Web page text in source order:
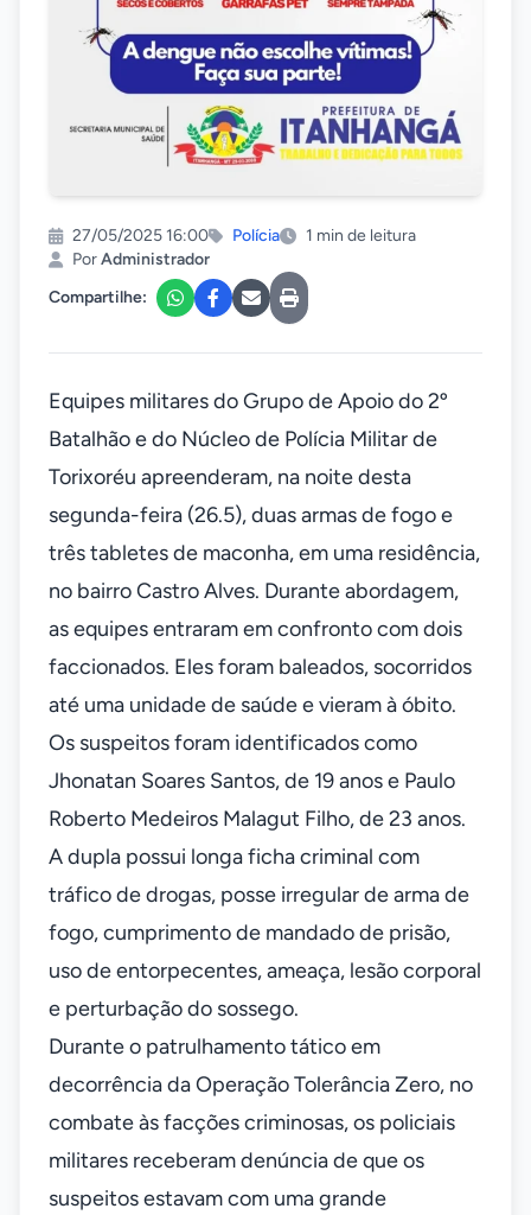
27/05/2025 16:00 Polícia
1 min de leitura
PorAdministrador
Compartilhe:
Equipes militares do Grupo de Apoio do 2º
Batalhão e do Núcleo de Polícia Militar de
Torixoréu apreenderam, na noite desta
segunda-feira (26.5), duas armas de fogo e
três tabletes de maconha, em uma residência,
no bairro Castro Alves. Durante abordagem,
as equipes entraram em confronto com dois
faccionados. Eles foram baleados, socorridos
até uma unidade de saúde e vieram à óbito.
Os suspeitos foram identificados como
Jhonatan Soares Santos, de 19 anos e Paulo
Roberto Medeiros Malagut Filho, de 23 anos.
A dupla possui longa ficha criminal com
tráfico de drogas, posse irregular de arma de
fogo, cumprimento de mandado de prisão,
uso de entorpecentes, ameaça, lesão corporal
e perturbação do sossego.
Durante o patrulhamento tático em
decorrência da Operação Tolerância Zero, no
combate às facções criminosas, os policiais
militares receberam denúncia de que os
suspeitos estavam com uma grande